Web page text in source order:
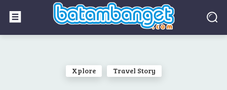
Xplore Travel Story